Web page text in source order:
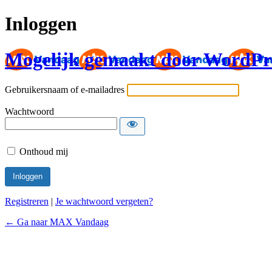
Inloggen
Mogelijk gemaakt door
Gebruikersnaam of e-mailadres
Wachtwoord
Onthoud mij
Registreren | Je wachtwoord vergeten?
← Ga naar MAX Vandaag